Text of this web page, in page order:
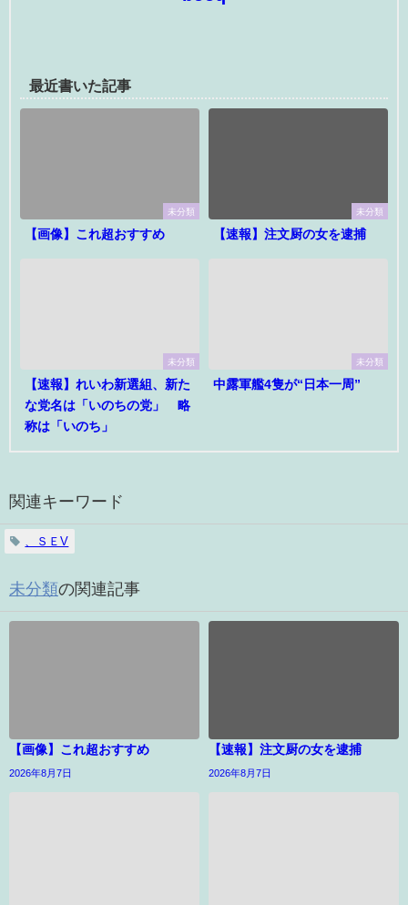
最近書いた記事
未分類
【画像】これ超おすすめ
未分類
【速報】注文厨の女を逮捕
未分類
【速報】れいわ新選組、新た
な党名は「いのちの党」 略
称は「いのち」
未分類
中露軍艦4隻が“日本一周”
関連キーワード
、ＳＥV
未分類の関連記事
【画像】これ超おすすめ
2026年8月7日
【速報】注文厨の女を逮捕
2026年8月7日